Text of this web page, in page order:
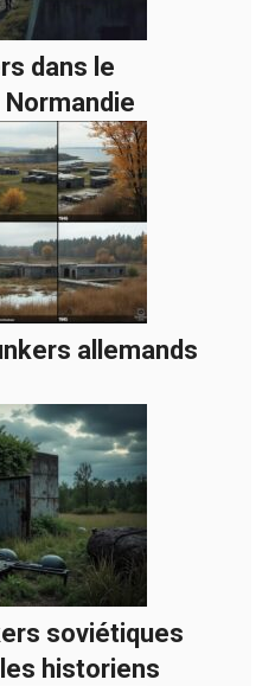
dans le
allemands
soviétiques
historiens